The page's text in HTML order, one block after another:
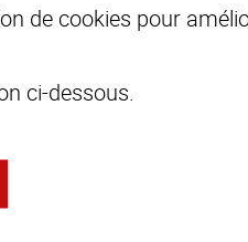
de cookies pour
ci-dessous.